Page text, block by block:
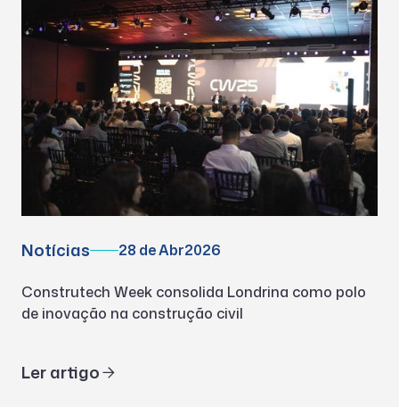
Notícias 28 de Abr2026
Construtech Week consolida Londrina como polo
de inovação na construção civil
Ler artigo